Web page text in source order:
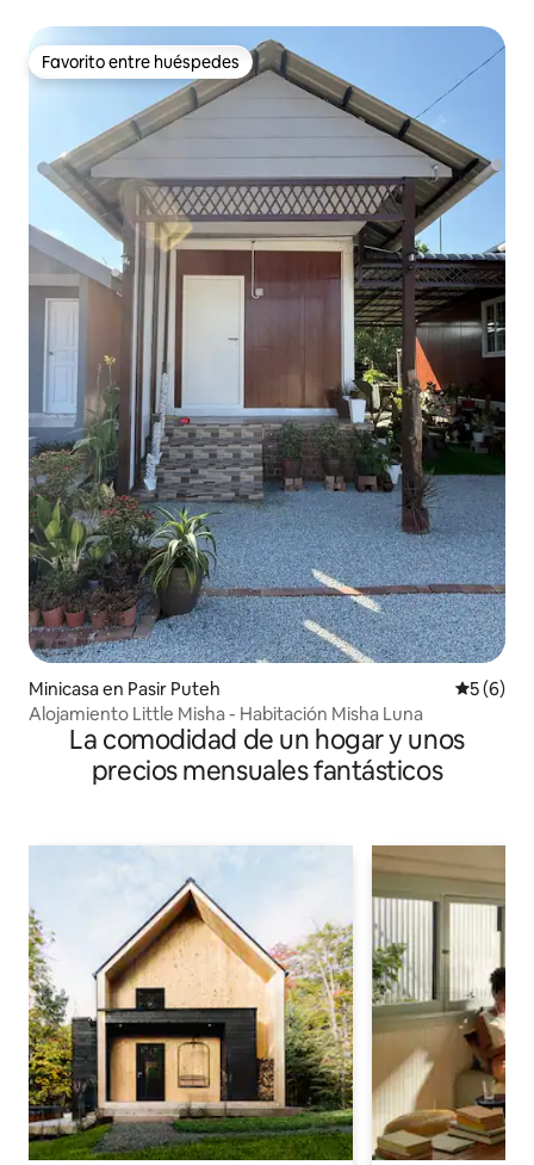
Favorito entre huéspedes
Favorito entre huéspedes
Minicasa en Pasir Puteh
5 (6)
Alojamiento Little Misha - Habitación Misha Luna
La comodidad de un hogar y unos
precios mensuales fantásticos